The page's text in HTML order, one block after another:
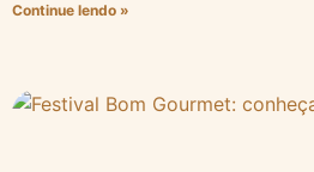
Continue lendo »